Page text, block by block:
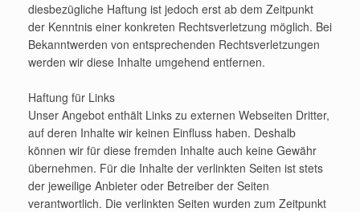
diesbezügliche Haftung ist jedoch erst ab dem Zeitpunkt
der Kenntnis einer konkreten Rechtsverletzung möglich. Bei
Bekanntwerden von entsprechenden Rechtsverletzungen
werden wir diese Inhalte umgehend entfernen.
Haftung für Links
Unser Angebot enthält Links zu externen Webseiten Dritter,
auf deren Inhalte wir keinen Einfluss haben. Deshalb
können wir für diese fremden Inhalte auch keine Gewähr
übernehmen. Für die Inhalte der verlinkten Seiten ist stets
der jeweilige Anbieter oder Betreiber der Seiten
verantwortlich. Die verlinkten Seiten wurden zum Zeitpunkt